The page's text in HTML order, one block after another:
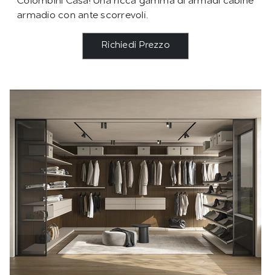
armadio con ante scorrevoli.
Richiedi Prezzo